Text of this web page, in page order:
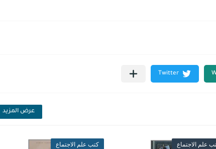
عرض المزيد
علم الاجتماع كتب علم الاجتماع